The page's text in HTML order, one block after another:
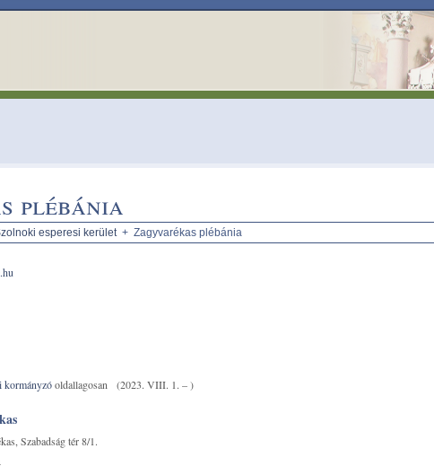
plébánia
esperesi kerület+ Zagyvarékas plébánia
kormányzóoldallagosan (2023. VIII. 1. – )
Szabadság tér 8/1.